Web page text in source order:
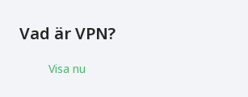
Vad är VPN?
Visa nu